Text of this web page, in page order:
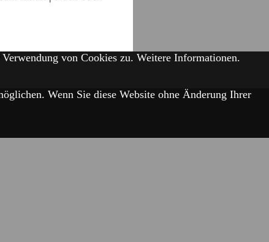
von Cookies zu. Weitere Informationen.
Wenn Sie diese Website ohne Änderung Ihrer